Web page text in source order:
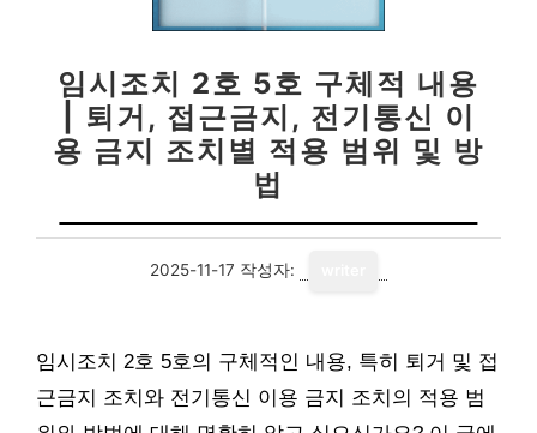
임시조치 2호 5호 구체적 내용
| 퇴거, 접근금지, 전기통신 이
용 금지 조치별 적용 범위 및 방
법
2025-11-17 작성자:
임시조치 2호 5호의 구체적인 내용, 특히 퇴거 및 접
근금지 조치와 전기통신 이용 금지 조치의 적용 범